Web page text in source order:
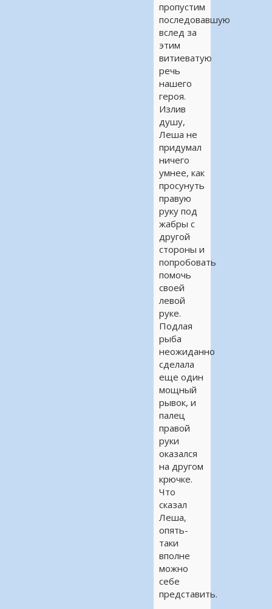
пропустим
последовавшую
вслед за
этим
витиеватую
речь
нашего
героя.
Излив
душу,
Леша не
придумал
ничего
умнее, как
просунуть
правую
руку под
жабры с
другой
стороны и
попробовать
помочь
своей
левой
руке.
Подлая
рыба
неожиданно
сделала
еще один
мощный
рывок, и
палец
правой
руки
оказался
на другом
крючке.
Что
сказал
Леша,
опять-
таки
вполне
можно
себе
представить.